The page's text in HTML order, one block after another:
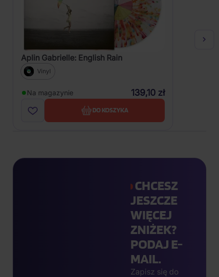
Aplin Gabrielle: English Rain
Vinyl
Na magazynie 139,10 zł
DO KOSZYKA
CHCESZ
JESZCZE
WIĘCEJ
ZNIŻEK?
PODAJ E-
MAIL.
Zapisz się do